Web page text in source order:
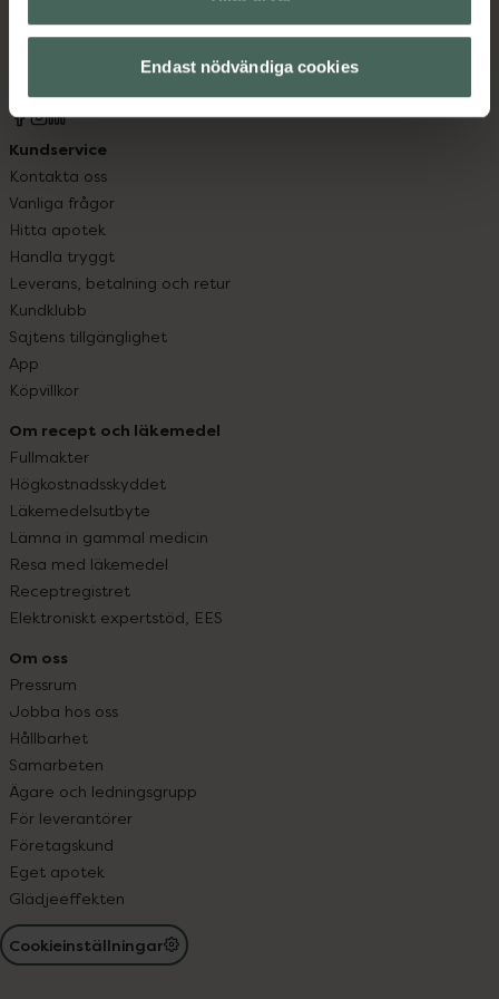
Endast nödvändiga cookies
syd till Lappland i norr, och online i mobilen och på
datorn. Oavsett vem du är så är det vårt uppdrag att
hjälpa just dig att må lite bättre. Välkommen att prata
med oss.
Kundservice
Kontakta oss
Vanliga frågor
Hitta apotek
Handla tryggt
Leverans, betalning och retur
Kundklubb
Sajtens tillgänglighet
App
Köpvillkor
Om recept och läkemedel
Fullmakter
Högkostnadsskyddet
Läkemedelsutbyte
Lämna in gammal medicin
Resa med läkemedel
Receptregistret
Elektroniskt expertstöd, EES
Om oss
Pressrum
Jobba hos oss
Hållbarhet
Samarbeten
Ägare och ledningsgrupp
För leverantörer
Företagskund
Eget apotek
Glädjeeffekten
Cookieinställningar